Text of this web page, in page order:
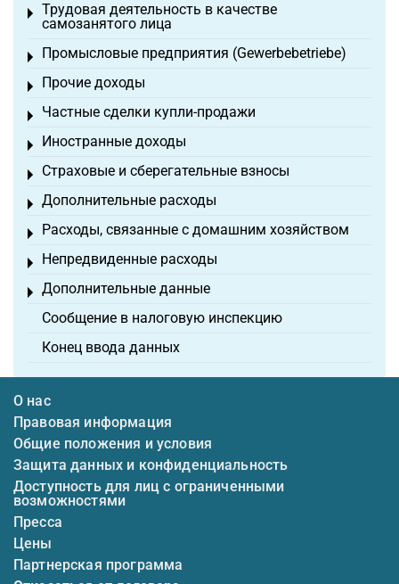
Трудовая деятельность в качестве
самозанятого лица
Toggle menu
Промысловые предприятия (Gewerbebetriebe)
Toggle menu
Прочие доходы
Toggle menu
Частные сделки купли-продажи
Toggle menu
Иностранные доходы
Toggle menu
Страховые и сберегательные взносы
Toggle menu
Дополнительные расходы
Toggle menu
Расходы, связанные с домашним хозяйством
Toggle menu
Непредвиденные расходы
Toggle menu
Дополнительные данные
Toggle menu
Сообщение в налоговую инспекцию
Конец ввода данных
О нас
Правовая информация
Общие положения и условия
Защита данных и конфиденциальность
Доступность для лиц с ограниченными
возможностями
Пресса
Цены
Партнерская программа